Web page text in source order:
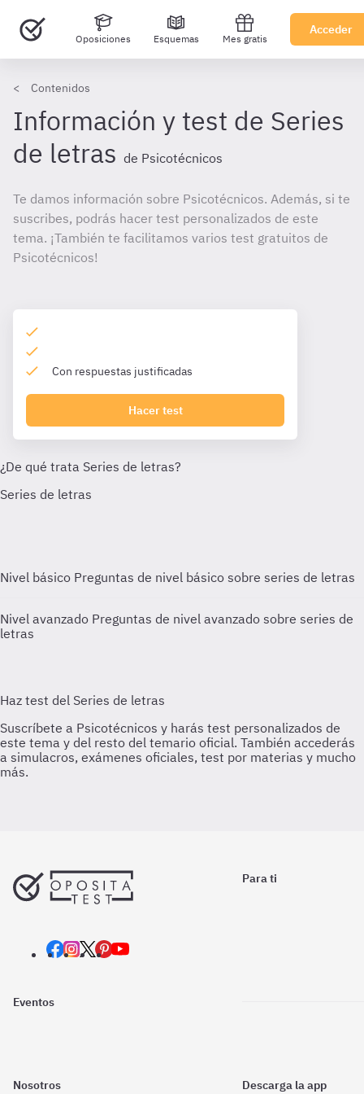
Oposiciones Esquemas Mes gratis
Acceder
Contenidos
Información y test de Series
de letras de Psicotécnicos
Te damos información sobre Psicotécnicos. Además, si te
suscribes, podrás hacer test personalizados de este
tema. ¡También te facilitamos varios test gratuitos de
Psicotécnicos!
Con respuestas justificadas
Hacer test
Nivel básico Preguntas de nivel básico sobre series de letras
Nivel avanzado Preguntas de nivel avanzado sobre series de
letras
Para ti
Eventos
Nosotros Descarga la app